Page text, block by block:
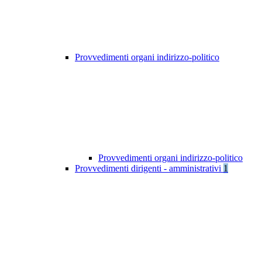
Provvedimenti organi indirizzo-politico
Provvedimenti organi indirizzo-politico
Provvedimenti dirigenti - amministrativi 1